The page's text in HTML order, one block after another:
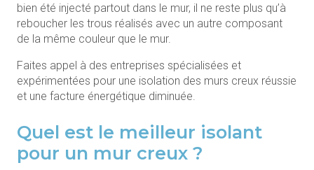
bien été injecté partout dans le mur, il ne reste plus qu’à
reboucher les trous réalisés avec un autre composant
de la même couleur que le mur.
Faites appel à des entreprises spécialisées et
expérimentées pour une isolation des murs creux réussie
et une facture énergétique diminuée.
Quel est le meilleur isolant
pour un mur creux ?